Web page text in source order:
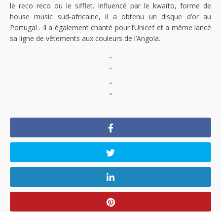
le reco reco ou le sifflet. Influencé par le kwaïto, forme de
house music sud-africaine, il a obtenu un disque d’or au
Portugal . Il a également chanté pour l’Unicef et a même lancé
sa ligne de vêtements aux couleurs de l’Angola.
"
"
"
"